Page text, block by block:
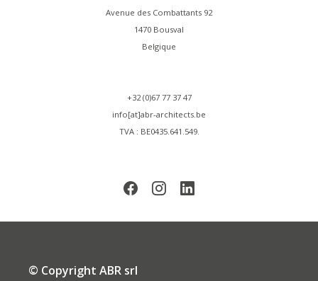
Avenue des Combattants 92
1470 Bousval
Belgique
+32 (0)67 77 37 47
info[at]abr-architects.be
TVA : BE0435.641.549.
© Copyright ABR srl